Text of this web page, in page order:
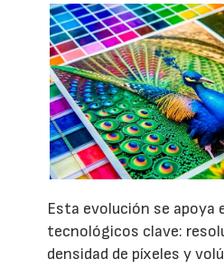
Esta evolución se apoya
tecnológicos clave:
densidad de píxeles y